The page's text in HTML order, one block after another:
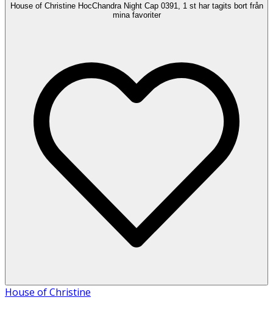
House of Christine HocChandra Night Cap 0391, 1 st har tagits bort från
mina favoriter
House of Christine